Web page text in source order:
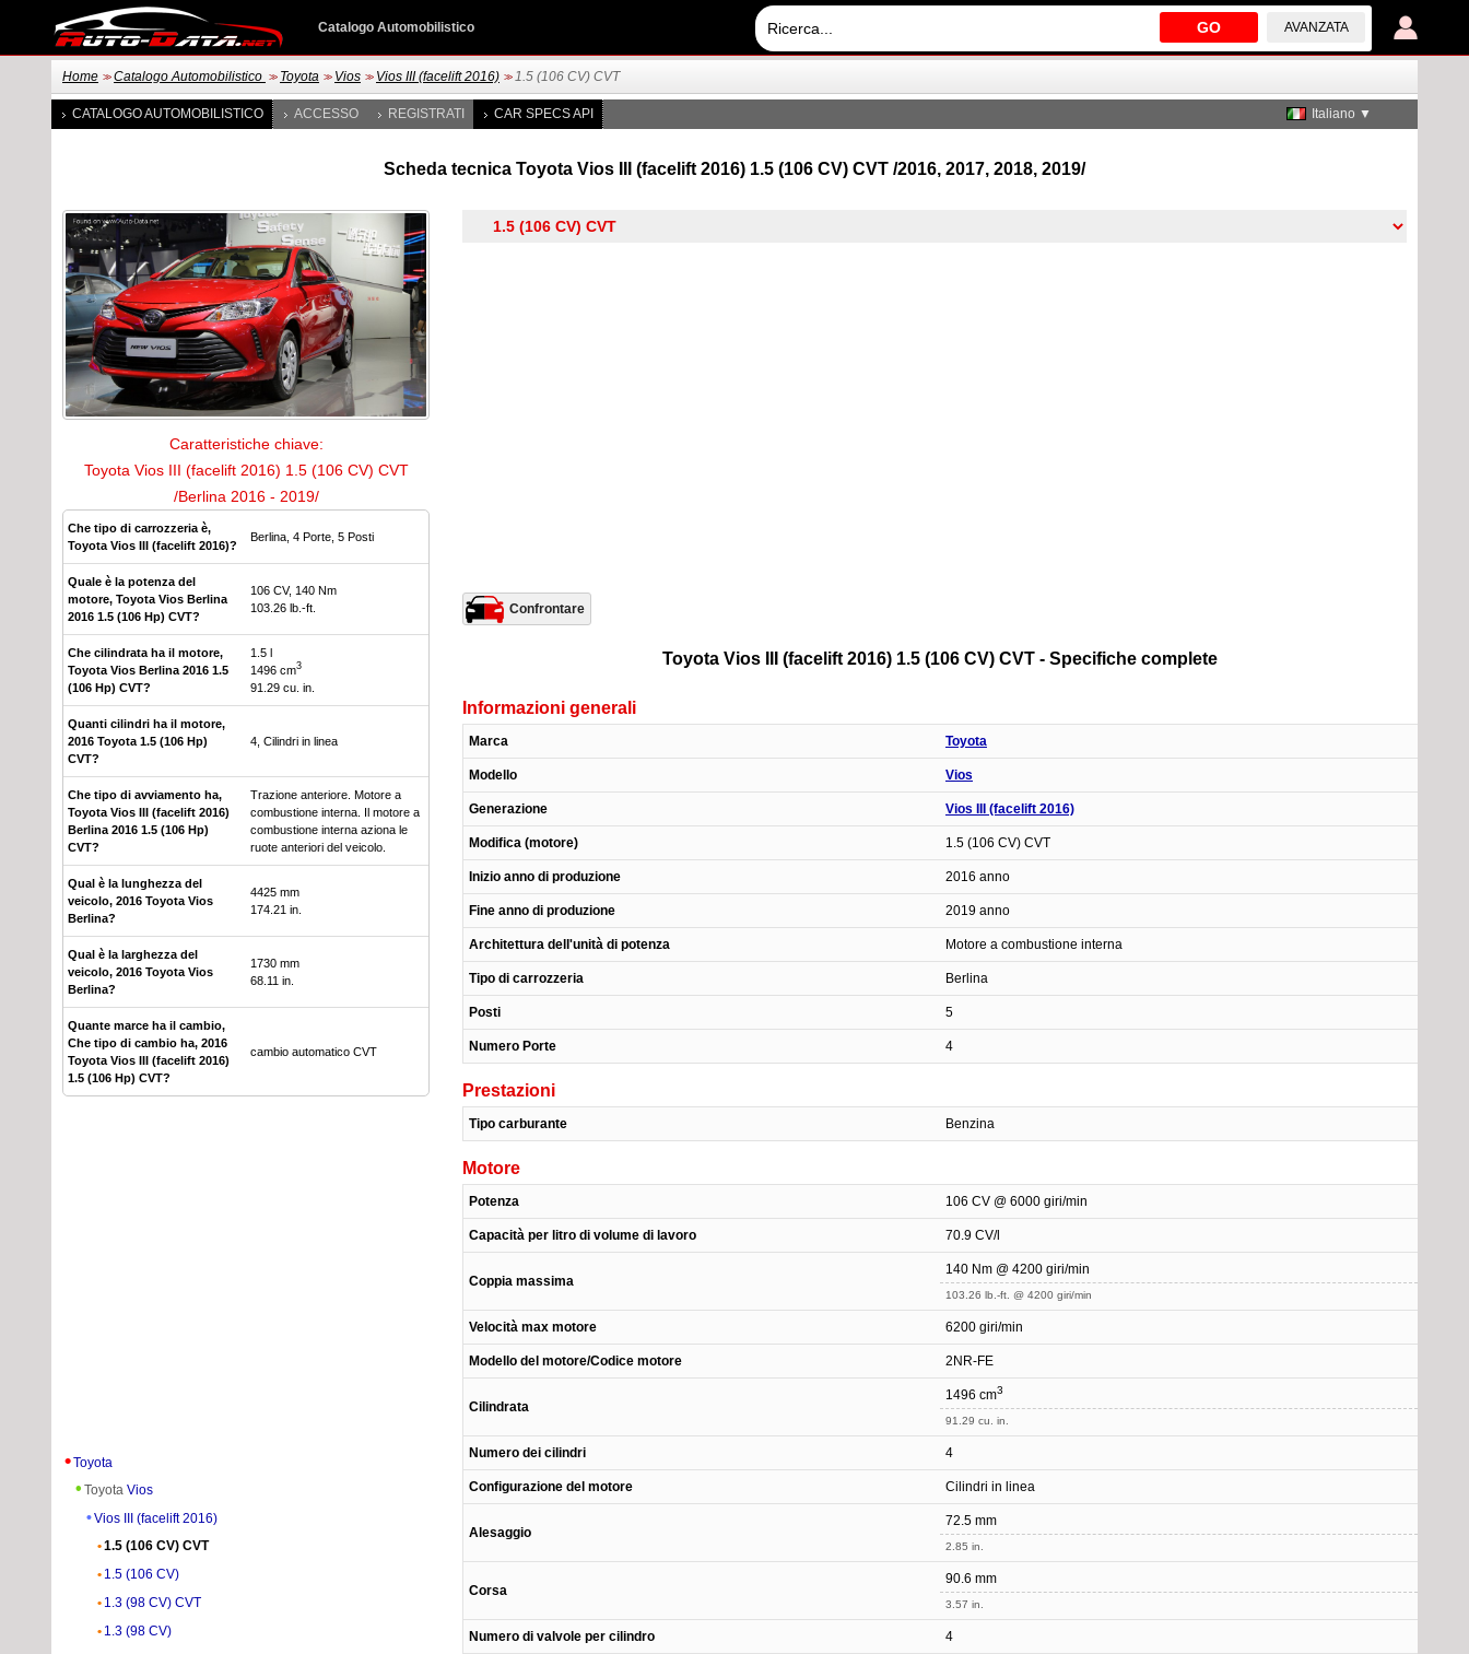
GO AVANZATA
Catalogo Automobilistico
Home >> Catalogo Automobilistico >> Toyota >> Vios >> Vios III (facelift 2016) >> 1.5 (106 CV) CVT
CATALOGO AUTOMOBILISTICO ACCESSO REGISTRATI CAR SPECS API Italiano ▼
Scheda tecnica Toyota Vios III (facelift 2016) 1.5 (106 CV) CVT /2016, 2017, 2018, 2019/
Caratteristiche chiave:
Toyota Vios III (facelift 2016) 1.5 (106 CV) CVT
/Berlina 2016 - 2019/
Che tipo di carrozzeria è,
Toyota Vios III (facelift 2016)?
Berlina, 4 Porte, 5 Posti
Quale è la potenza del
motore, Toyota Vios Berlina
2016 1.5 (106 Hp) CVT?
106 CV, 140 Nm
103.26 lb.-ft.
Che cilindrata ha il motore,
Toyota Vios Berlina 2016 1.5
(106 Hp) CVT?
1.5 l
1496 cm3
91.29 cu. in.
Quanti cilindri ha il motore,
2016 Toyota 1.5 (106 Hp)
CVT?
4, Cilindri in linea
Che tipo di avviamento ha,
Toyota Vios III (facelift 2016)
Berlina 2016 1.5 (106 Hp)
CVT?
Trazione anteriore. Motore a
combustione interna. Il motore a
combustione interna aziona le
ruote anteriori del veicolo.
Qual è la lunghezza del
veicolo, 2016 Toyota Vios
Berlina?
4425 mm
174.21 in.
Qual è la larghezza del
veicolo, 2016 Toyota Vios
Berlina?
1730 mm
68.11 in.
Quante marce ha il cambio,
Che tipo di cambio ha, 2016
Toyota Vios III (facelift 2016)
1.5 (106 Hp) CVT?
cambio automatico CVT
Toyota
Toyota Vios
Vios III (facelift 2016)
1.5 (106 CV) CVT
1.5 (106 CV)
1.3 (98 CV) CVT
1.3 (98 CV)
Confrontare
Toyota Vios III (facelift 2016) 1.5 (106 CV) CVT - Specifiche complete
Informazioni generali
Marca Toyota
Modello Vios
Generazione Vios III (facelift 2016)
Modifica (motore) 1.5 (106 CV) CVT
Inizio anno di produzione 2016 anno
Fine anno di produzione 2019 anno
Architettura dell'unità di potenza Motore a combustione interna
Tipo di carrozzeria Berlina
Posti 5
Numero Porte 4
Prestazioni
Tipo carburante Benzina
Motore
Potenza 106 CV @ 6000 giri/min
Capacità per litro di volume di lavoro 70.9 CV/l
Coppia massima
140 Nm @ 4200 giri/min
103.26 lb.-ft. @ 4200 giri/min
Velocità max motore 6200 giri/min
Modello del motore/Codice motore 2NR-FE
Cilindrata
1496 cm3
91.29 cu. in.
Numero dei cilindri 4
Configurazione del motore Cilindri in linea
Alesaggio
72.5 mm
2.85 in.
Corsa
90.6 mm
3.57 in.
Numero di valvole per cilindro 4